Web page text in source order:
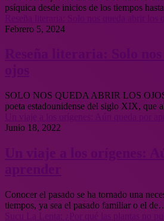
psíquica desde inicios de los tiempos
Febrero 5, 2024
SOLO NOS QUEDA ABRIR LOS
poeta estadounidense del siglo XIX, que
Junio 18, 2022
Conocer el pasado se ha tornado una
tiempos, ya sea el pasado familiar o el